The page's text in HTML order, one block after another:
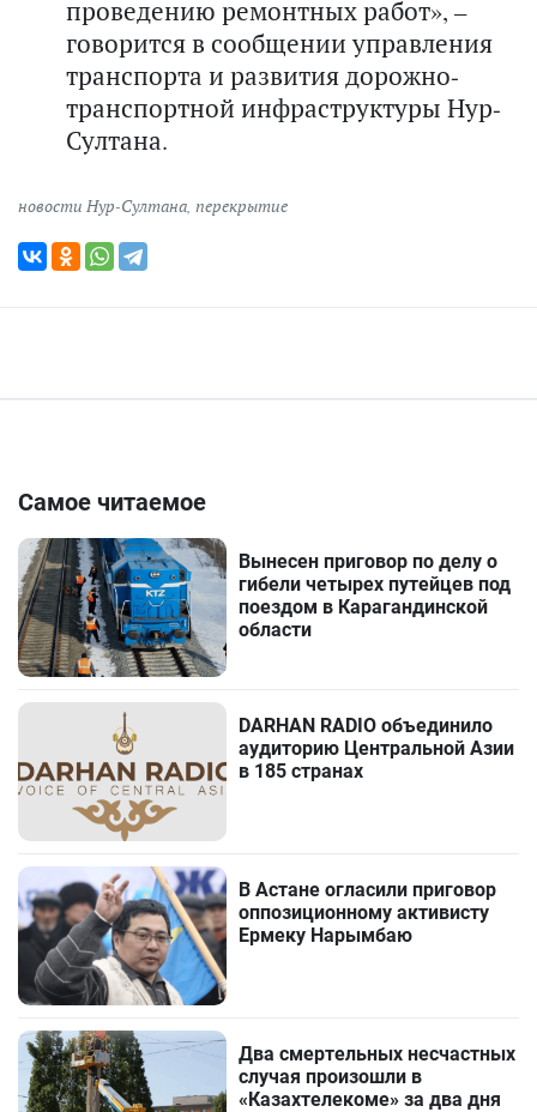
проведению ремонтных работ», –
говорится в сообщении управления
транспорта и развития дорожно-
транспортной инфраструктуры Нур-
Султана.
новости Нур-Султана перекрытие
Самое читаемое
Вынесен приговор по делу о
гибели четырех путейцев под
поездом в Карагандинской
области
DARHAN RADIO объединило
аудиторию Центральной Азии
в 185 странах
В Астане огласили приговор
оппозиционному активисту
Ермеку Нарымбаю
Два смертельных несчастных
случая произошли в
«Казахтелекоме» за два дня